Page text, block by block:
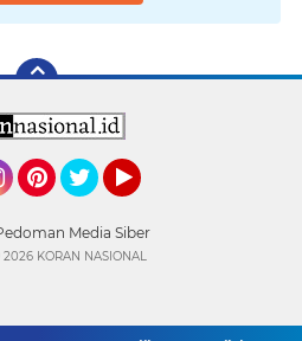
Media Siber
2026 KORAN NASIONAL